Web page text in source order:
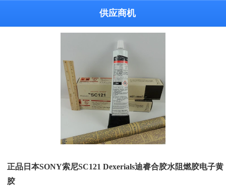
供应商机
正品日本SONY索尼SC121 Dexerials迪睿合胶水阻燃胶电子黄
胶